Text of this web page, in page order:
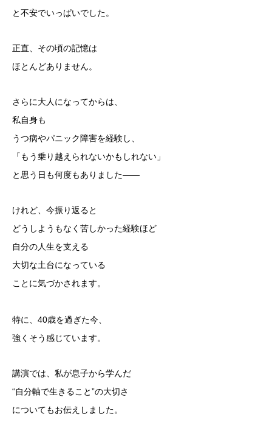
と不安でいっぱいでした。
正直、その頃の記憶は
ほとんどありません。
さらに大人になってからは、
私自身も
うつ病やパニック障害を経験し、
「もう乗り越えられないかもしれない」
と思う日も何度もありました——
けれど、今振り返ると
どうしようもなく苦しかった経験ほど
自分の人生を支える
大切な土台になっている
ことに気づかされます。
特に、40歳を過ぎた今、
強くそう感じています。
講演では、私が息子から学んだ
“自分軸で生きること”の大切さ
についてもお伝えしました。